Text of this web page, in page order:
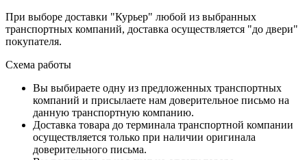
При выборе доставки "Курьер" любой из выбранных
транспортных компаний, доставка осуществляется "до двери"
покупателя.
Схема работы
Вы выбираете одну из предложенных транспортных
компаний и присылаете нам доверительное письмо на
данную транспортную компанию.
Доставка товара до терминала транспортной компании
осуществляется только при наличии оригинала
доверительного письма.